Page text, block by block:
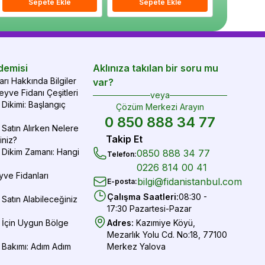
Sepete Ekle Sepete Ekle
Sepete Ekle Sepete Ekle
Hakkında Bilgiler
Fidanı Çeşitleri
Başlangıç
Alırken Nelere
Zamanı: Hangi
Fidanları
Alabileceğiniz
İçin Uygun Bölge
Adım Adım
Aklınıza takılan bir soru mu
var?
veya
Çözüm Merkezi Arayın
0 850 888 34 77
Takip Et
Telefon:0850 888 34 77
0226 814 00 41
E-posta:bilgi@fidanistanbul.com
Çalışma Saatleri:08:30 -
17:30 Pazartesi-Pazar
Adres: Kazımiye Köyü,
Mezarlık Yolu Cd. No:18, 77100
Merkez Yalova